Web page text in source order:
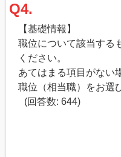
Q4.
【基礎情報】
職位について該当する
ください。
あてはまる項目がない
職位（相当職）をお選
(回答数: 644)